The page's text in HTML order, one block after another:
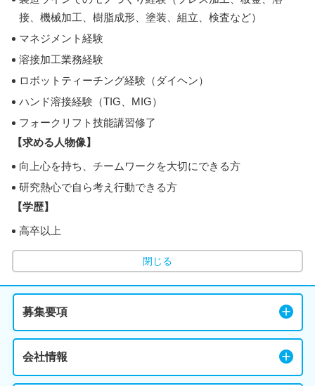
接、機械加工、樹脂成形、塗装、組立、検査など）
マネジメント経験
溶接加工業務経験
ロボットティーチング経験（ダイヘン）
ハンド溶接経験（TIG、MIG）
フォークリフト技能講習修了
【求める人物像】
向上心を持ち、チームワークを大切にできる方
研究熱心で自ら考え行動できる方
【学歴】
高卒以上
閉じる
募集要項
会社情報